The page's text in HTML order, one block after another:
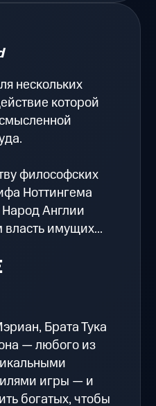
нескольких
которой
философских
Ноттингема
Англии
власть имущих...
Брата Тука
— любого из
игры — и
богатых, чтобы